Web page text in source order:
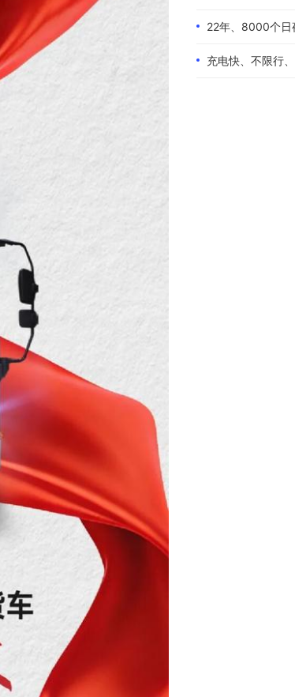
22年、8000个日夜，
充电快、不限行、能量可回